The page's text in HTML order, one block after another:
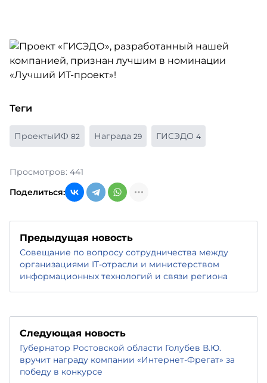
Теги
ПроектыИФ 82 Награда 29 ГИСЭДО 4
Просмотров: 441
Поделиться:
Предыдущая новость
Совещание по вопросу сотрудничества между
организациями IT-отрасли и министерством
информационных технологий и связи региона
Следующая новость
Губернатор Ростовской области Голубев В.Ю.
вручит награду компании «Интернет-Фрегат» за
победу в конкурсе